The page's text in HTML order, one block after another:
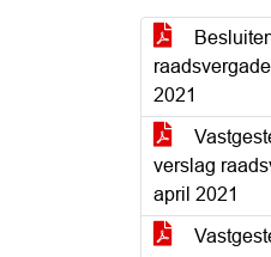
2021
verslag
april 2021